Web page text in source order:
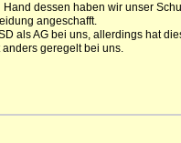
Hand dessen haben wir unser
angeschafft.
als AG bei uns, allerdings hat
geregelt bei uns.